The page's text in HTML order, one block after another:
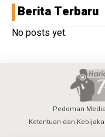
Berita Terbaru
No posts yet.
Pedoman
Ketentuan dan